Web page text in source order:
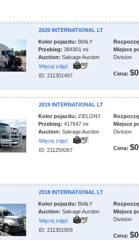
2020 INTERNATIONAL LT
Kolor pojazdu: BIAŁY
Przebieg: 384301 mi
Auction: Salvage Auction
Więcej zdjęć
ID: 211301497
Miejsce
Division
Cena: $0
2019 INTERNATIONAL LT
Kolor pojazdu: ZIELONY
Przebieg: 417647 mi
Auction: Salvage Auction
Więcej zdjęć
ID: 211259267
Miejsce
Division
Cena: $0
2018 INTERNATIONAL LT
Kolor pojazdu: BIAŁY
Auction: Salvage Auction
Więcej zdjęć
ID: 211301009
Miejsce
Division
Cena: $0